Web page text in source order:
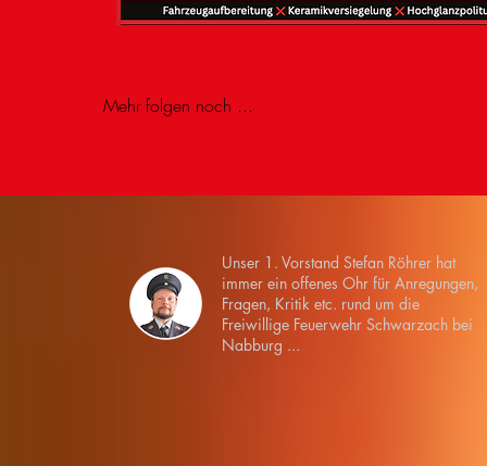
Mehr folgen noch ...
Unser 1. Vorstand Stefan Röhrer hat
immer ein offenes Ohr für Anregungen,
Fragen, Kritik etc. rund um die
Freiwillige Feuerwehr Schwarzach bei
Nabburg ...